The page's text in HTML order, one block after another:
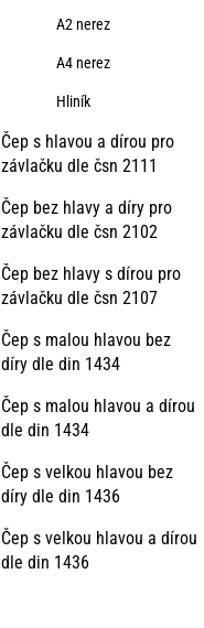
A2 nerez
A4 nerez
Hliník
Čep s hlavou a dírou pro
závlačku dle čsn 2111
Čep bez hlavy a díry pro
závlačku dle čsn 2102
Čep bez hlavy s dírou pro
závlačku dle čsn 2107
Čep s malou hlavou bez
díry dle din 1434
Čep s malou hlavou a dírou
dle din 1434
Čep s velkou hlavou bez
díry dle din 1436
Čep s velkou hlavou a dírou
dle din 1436